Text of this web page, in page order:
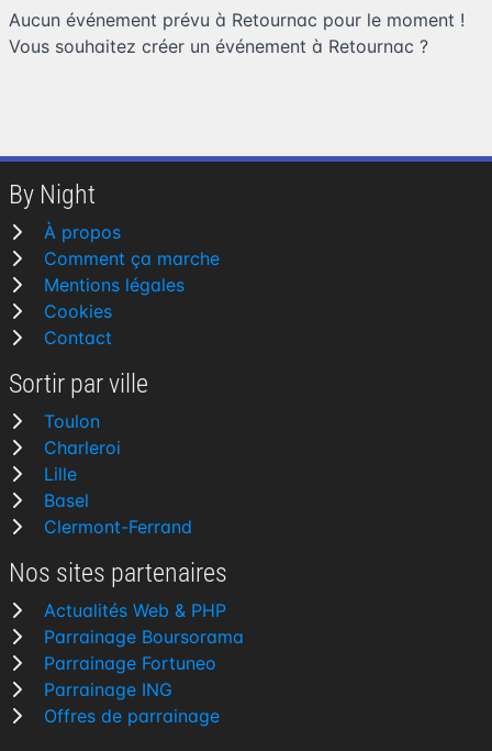
Aucun événement prévu à Retournac pour le moment !
Vous souhaitez créer un événement à Retournac ?
By Night
À propos
Comment ça marche
Mentions légales
Cookies
Contact
Sortir par ville
Toulon
Charleroi
Lille
Basel
Clermont-Ferrand
Nos sites partenaires
Actualités Web & PHP
Parrainage Boursorama
Parrainage Fortuneo
Parrainage ING
Offres de parrainage